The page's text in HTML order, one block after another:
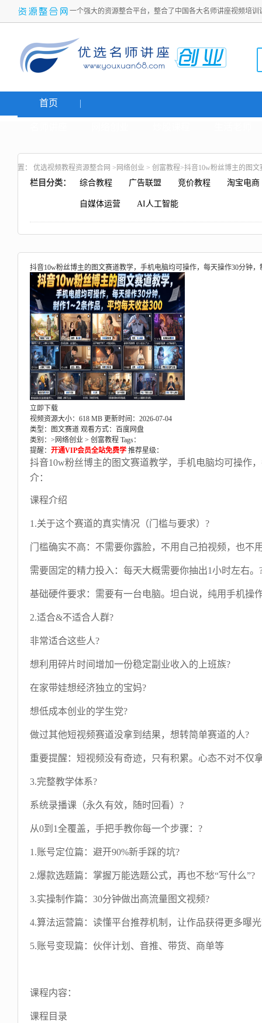
一个强大的资源整合平台，整合了中国各大名师讲座视频培
首页
置： 优选视频教程资源整合网 > 网络创业 > 创富教程>抖音10w粉丝博主的图
栏目分类： 综合教程 广告联盟 竞价教程 淘宝电商
自媒体运营 AI人工智能
抖音10w粉丝博主的图文赛道教学，手机电脑均可操作，每天操作30分钟
立即下载
视频资源大小：618 MB 更新时间：2026-07-04
类型：图文赛道 观看方式：百度网盘
类别：> 网络创业 > 创富教程 Tags：
提醒： 开通VIP会员全站免费学 推荐星级：
抖音10w粉丝博主的图文赛道教学，手机电脑均可操作
介：
课程介绍
1.关于这个赛道的真实情况（门槛与要求）?
门槛确实不高：不需要你露脸，不用自己拍视频，也不
需要固定的精力投入：每天大概需要你抽出1小时左右。
基础硬件要求：需要有一台电脑。坦白说，纯用手机操
2.适合&不适合人群?
非常适合这些人?
想利用碎片时间增加一份稳定副业收入的上班族?
在家带娃想经济独立的宝妈?
想低成本创业的学生党?
做过其他短视频赛道没拿到结果，想转简单赛道的人?
重要提醒：短视频没有奇迹，只有积累。心态不对不仅
3.完整教学体系?
系统录播课（永久有效，随时回看）?
从0到1全覆盖，手把手教你每一个步骤：?
1.账号定位篇：避开90%新手踩的坑?
2.爆款选题篇：掌握万能选题公式，再也不愁“写什么”?
3.实操制作篇：30分钟做出高流量图文视频?
4.算法运营篇：读懂平台推荐机制，让作品获得更多曝光
5.账号变现篇：伙伴计划、音推、带货、商单等
课程内容：
课程目录